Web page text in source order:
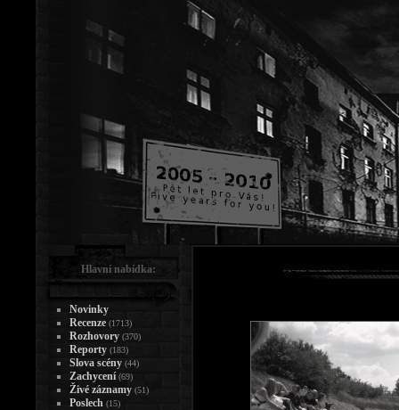
Hlavní nabídka:
Novinky
Recenze (1713)
Rozhovory (370)
Reporty (183)
Slova scény (44)
Zachycení (69)
Živé záznamy (51)
Poslech (15)